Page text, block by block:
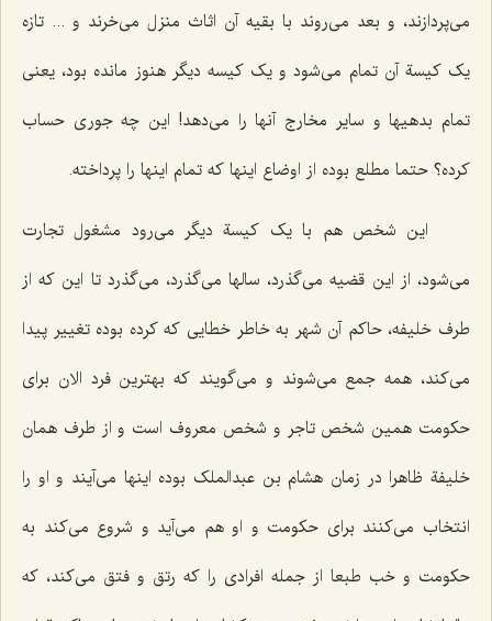
می‌پردازند، و بعد می‌روند با بقیه آن اثاث منزل می‌خرند و ... تازه
یک کیسة آن تمام می‌شود و یک کیسه دیگر هنوز مانده بود، یعنی
تمام بدهیها و سایر مخارج آنها را می‌دهد! این چه جوری حساب
کرده؟ حتما مطلع بوده از اوضاع اینها که تمام اینها را پرداخته.
این شخص هم با یک کیسة دیگر می‌رود مشغول تجارت
می‌شود، از این قضیه می‌گذرد، سالها می‌گذرد، می‌گذرد تا این که از
طرف خلیفه، حاکم آن شهر به خاطر خطایی که کرده بوده تغییر پیدا
می‌کند، همه جمع می‌شوند و می‌گویند که بهترین فرد الان برای
حکومت همین شخص تاجر و شخص معروف است و از طرف همان
خلیفة ظاهرا در زمان هشام بن عبدالملک بوده اینها می‌آیند و او را
انتخاب می‌کنند برای حکومت و او هم می‌آید و شروع می‌کند به
حکومت و خب طبعا از جمله افرادی را که رتق و فتق می‌کند، که